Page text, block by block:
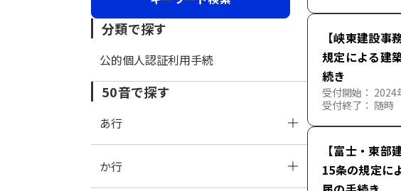
分類で探す
公的個人認証利用手続
50音で探す
あ行
あ
か行
【峡東建設事
規定による建
続き
受付開始：
受付終了： 随時
【富士・東部
15条の規定に